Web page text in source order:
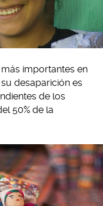
importantes en
desaparición es
de los
50% de la